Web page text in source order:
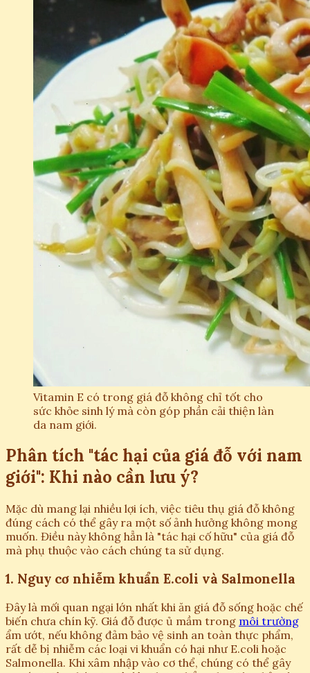
Vitamin E có trong giá đỗ không chỉ tốt cho
sức khỏe sinh lý mà còn góp phần cải thiện làn
da nam giới.
Phân tích "tác hại của giá đỗ với nam
giới": Khi nào cần lưu ý?
Mặc dù mang lại nhiều lợi ích, việc tiêu thụ giá đỗ không
đúng cách có thể gây ra một số ảnh hưởng không mong
muốn. Điều này không hẳn là "tác hại cố hữu" của giá đỗ
mà phụ thuộc vào cách chúng ta sử dụng.
1. Nguy cơ nhiễm khuẩn E.coli và Salmonella
Đây là mối quan ngại lớn nhất khi ăn giá đỗ sống hoặc chế
biến chưa chín kỹ. Giá đỗ được ủ mầm trong môi trường
ẩm ướt, nếu không đảm bảo vệ sinh an toàn thực phẩm,
rất dễ bị nhiễm các loại vi khuẩn có hại như E.coli hoặc
Salmonella. Khi xâm nhập vào cơ thể, chúng có thể gây